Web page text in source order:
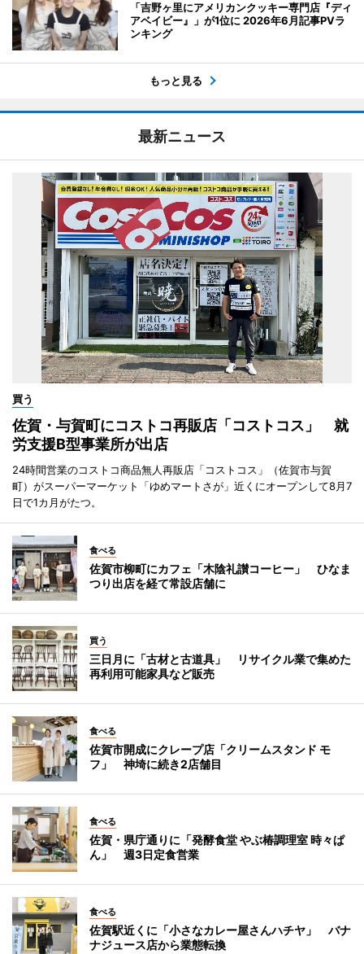
「吉野ヶ里にアメリカンクッキー専門店『ディ
アベイビー』」が1位に 2026年6月記事PVラ
ンキング
もっと見る
最新ニュース
買う
佐賀・与賀町にコストコ再販店「コストコス」 就
労支援B型事業所が出店
24時間営業のコストコ商品無人再販店「コストコス」（佐賀市与賀
町）がスーパーマーケット「ゆめマートさが」近くにオープンして8月7
日で1カ月がたつ。
食べる
佐賀市柳町にカフェ「木陰礼讃コーヒー」 ひなま
つり出店を経て常設店舗に
買う
三日月に「古材と古道具」 リサイクル業で集めた
再利用可能家具など販売
食べる
佐賀市開成にクレープ店「クリームスタンド モ
フ」 神埼に続き2店舗目
食べる
佐賀・県庁通りに「発酵食堂 やぶ椿調理室 時々ぱ
ん」 週3日定食営業
食べる
佐賀駅近くに「小さなカレー屋さんハチヤ」 バナ
ナジュース店から業態転換